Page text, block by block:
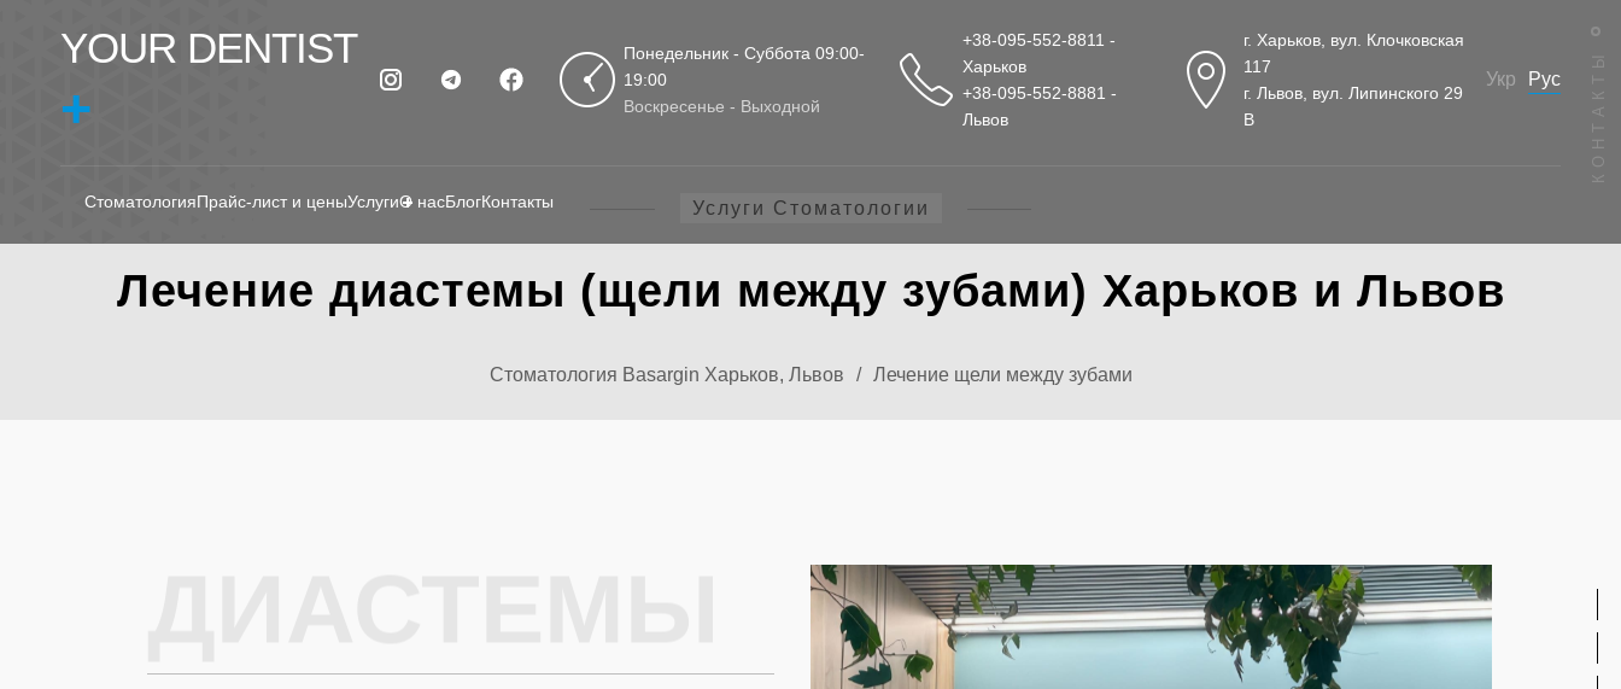
YOUR DENTIST
+
Понедельник - Суббота 09:00-
19:00
Воскресенье - Выходной
+38-095-552-8811 -
Харьков
+38-095-552-8881 -
Львов
г. Харьков, вул. Клочковская
117
г. Львов, вул. Липинского 29
В
Укр Рус
СтоматологияПрайс-лист и ценыУслугиО насБлогКонтакты Услуги Стоматологии
Лечение диастемы (щели между зубами) Харьков и Львов
Стоматология Basargin Харьков, Львов / Лечение щели между зубами
КОНТАКТЫ